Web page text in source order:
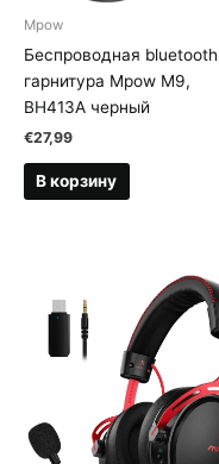
Mpow
Беспроводная
гарнитура Mpow M9,
BH413A черный
€27,99
В корзину